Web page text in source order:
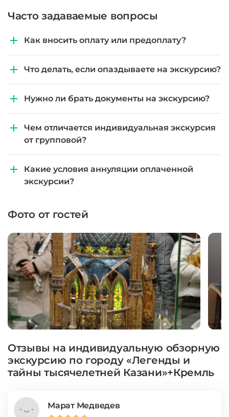
Часто задаваемые вопросы
Как вносить оплату или предоплату?
Что делать, если опаздываете на экскурсию?
Нужно ли брать документы на экскурсию?
Чем отличается индивидуальная экскурсия
от групповой?
Какие условия аннуляции оплаченной
экскурсии?
Фото от гостей
Отзывы на индивидуальную обзорную
экскурсию по городу «Легенды и
тайны тысячелетней Казани»+Кремль
Марат Медведев